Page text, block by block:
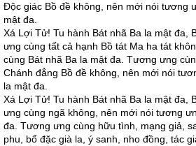
Độc giác Bồ đề không, nên mới nói tương
mật đa.
Xá Lợi Tử! Tu hành Bát nhã Ba la mật đa,
ưng cùng tất cả hạnh Bồ tát Ma ha tát
cùng Bát nhã Ba la mật đa. Tương ưng
Chánh đẳng Bồ đề không, nên mới nói
la mật đa.
Xá Lợi Tử! Tu hành Bát nhã Ba la mật đa,
ưng cùng ngã không, nên mới nói tương
đa. Tương ưng cùng hữu tình, mạng giả,
phu, bổ đặc già la, ý sanh, nho đồng, tác